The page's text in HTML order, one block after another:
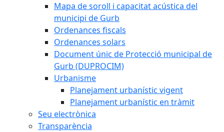
Mapa de soroll i capacitat acústica del
municipi de Gurb
Ordenances fiscals
Ordenances solars
Document únic de Protecció municipal de
Gurb (DUPROCIM)
Urbanisme
Planejament urbanístic vigent
Planejament urbanístic en tràmit
Seu electrònica
Transparència